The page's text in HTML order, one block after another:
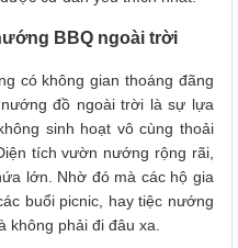
BBQ ngoài trời
có không gian thoáng đãng
đồ ngoài trời là sự lựa
sinh hoạt vô cùng thoải
tích vườn nướng rộng rãi,
lớn. Nhờ đó mà các hộ gia
buổi picnic, hay tiệc nướng
không phải đi đâu xa.